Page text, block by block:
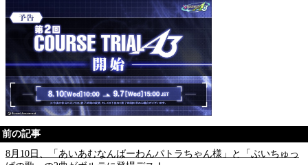
前の記事
8月10日、「あいあむなんばーわんパトラちゃん様」と「ぶいちゅっ